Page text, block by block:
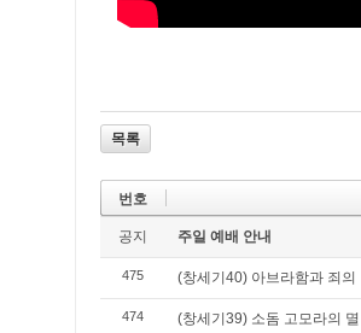
목록
번호
공지 주일 예배 안내
475 (창세기40) 아브라함과 죄
474 (창세기39) 소돔 고모라의